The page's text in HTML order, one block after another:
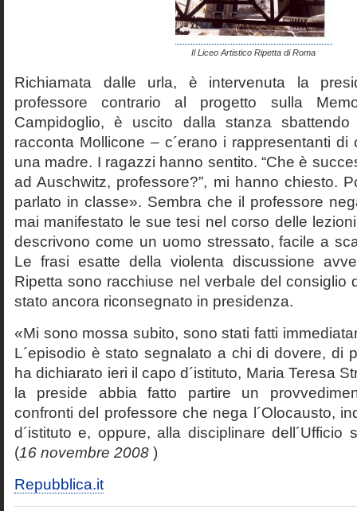
Il Liceo Artistico Ripetta di Roma
Richiamata dalle urla, è intervenuta la
professore contrario al progetto sulla
Campidoglio, è uscito dalla stanza
racconta Mollicone – c´erano i rappresentanti
una madre. I ragazzi hanno sentito. “Che è
ad Auschwitz, professore?”, mi hanno chiesto.
parlato in classe». Sembra che il professore
mai manifestato le sue tesi nel corso delle
descrivono come un uomo stressato, facile a
Le frasi esatte della violenta discussione
Ripetta sono racchiuse nel verbale del consiglio
stato ancora riconsegnato in presidenza.
«Mi sono mossa subito, sono stati fatti
L´episodio è stato segnalato a chi di dovere, di
ha dichiarato ieri il capo d´istituto, Maria Teresa
la preside abbia fatto partire un
confronti del professore che nega l´Olocausto,
d´istituto e, oppure, alla disciplinare dell´Ufficio
(16 novembre 2008 )
Repubblica.it